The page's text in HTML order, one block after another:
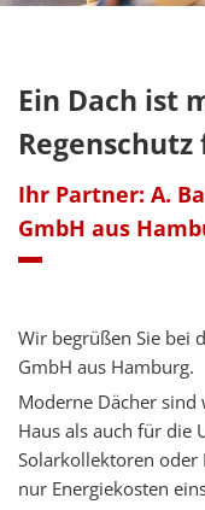
Ein Dach ist
Ihr Partner: A.
GmbH aus
Wir begrüßen Sie bei
GmbH aus Hamburg.
Moderne Dächer
Haus als auch für die
Solarkollektoren oder
nur Energiekosten